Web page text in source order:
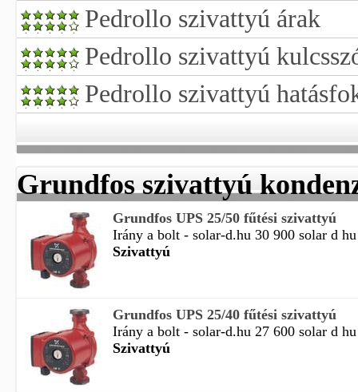
Pedrollo szivattyú árak
Pedrollo szivattyú
Pedrollo szivattyú
Grundfos szivattyú
Grundfos UPS 25/50 fűtési szivattyú
Irány a bolt - solar-d.hu 30 900 solar d
Szivattyú
Grundfos UPS 25/40 fűtési szivattyú
Irány a bolt - solar-d.hu 27 600 solar d
Szivattyú